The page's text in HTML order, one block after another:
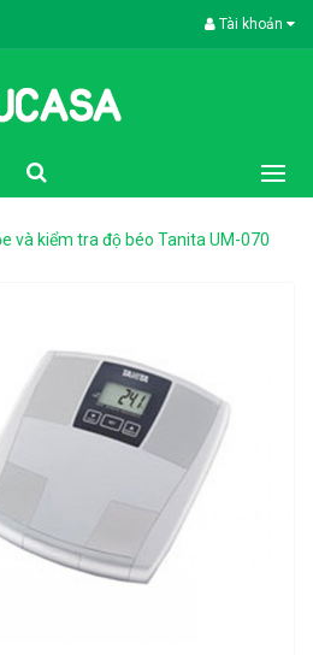
Tài khoản
và kiểm tra độ béo Tanita UM-070